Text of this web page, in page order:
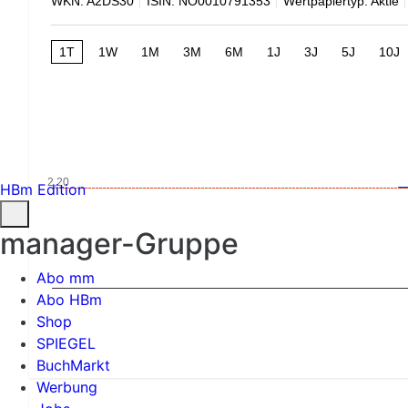
1T 1W 1M 3M 6M 1J 3J 5J 10J
2,20
HBm Edition
manager-Gruppe
Abo mm
Abo HBm
Shop
SPIEGEL
BuchMarkt
Werbung